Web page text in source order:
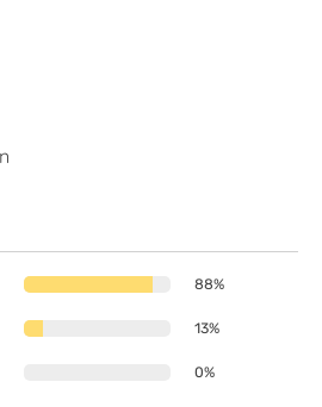
von 4.8 von 5 Sternen
88%
13%
0%